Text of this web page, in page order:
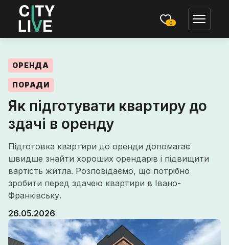
0
ОРЕНДА
ПОРАДИ
Як підготувати квартиру до
здачі в оренду
Підготовка квартири до оренди допомагає
швидше знайти хороших орендарів і підвищити
вартість житла. Розповідаємо, що потрібно
зробити перед здачею квартири в Івано-
Франківську.
26.05.2026